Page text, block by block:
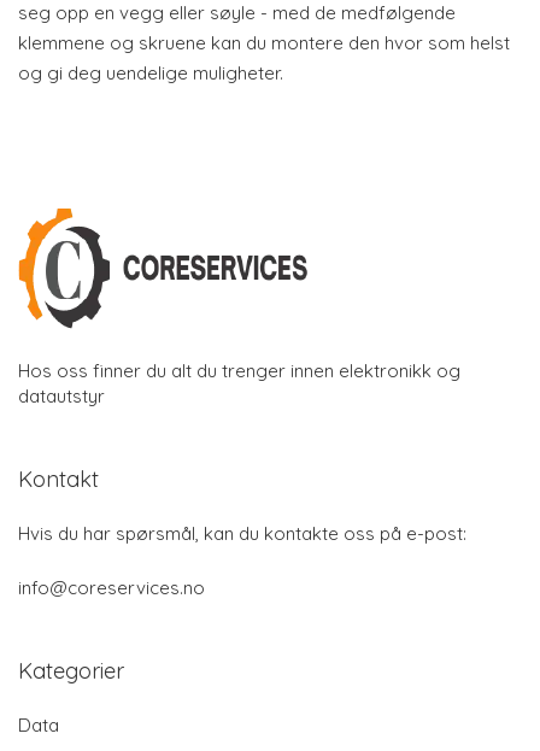
seg opp en vegg eller søyle - med de medfølgende
klemmene og skruene kan du montere den hvor som helst
og gi deg uendelige muligheter.
Hos oss finner du alt du trenger innen elektronikk og
datautstyr
Kontakt
Hvis du har spørsmål, kan du kontakte oss på e-post:
info@coreservices.no
Kategorier
Data